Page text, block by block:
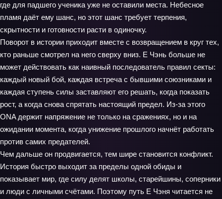
где для падшего ученика уже не оставили места. Небесное
пламя даёт ему шанс, но этот шанс требует терпения,
скрытности и готовности расти в одиночку.
Поворот в истории приходит вместе с возвращением в круг тех,
кто раньше смотрел на него сверху вниз. Е Чэнь больше не
может действовать как наивный последователь правил секты:
каждый новый бой, каждая встреча с бывшими союзниками и
каждая ступень силы заставляют его решать, когда показать
рост, а когда снова спрятать настоящий предел. Из-за этого
ONA держит напряжение не только на сражениях, но и на
ожидании момента, когда унижение прошлого начнёт работать
против самих предателей.
Чем дальше он продвигается, тем шире становится конфликт.
История быстро выходит за пределы одной обиды и
показывает мир, где силу делят школы, старейшины, соперники
и люди с личными счётами. Поэтому путь Е Чэня читается не